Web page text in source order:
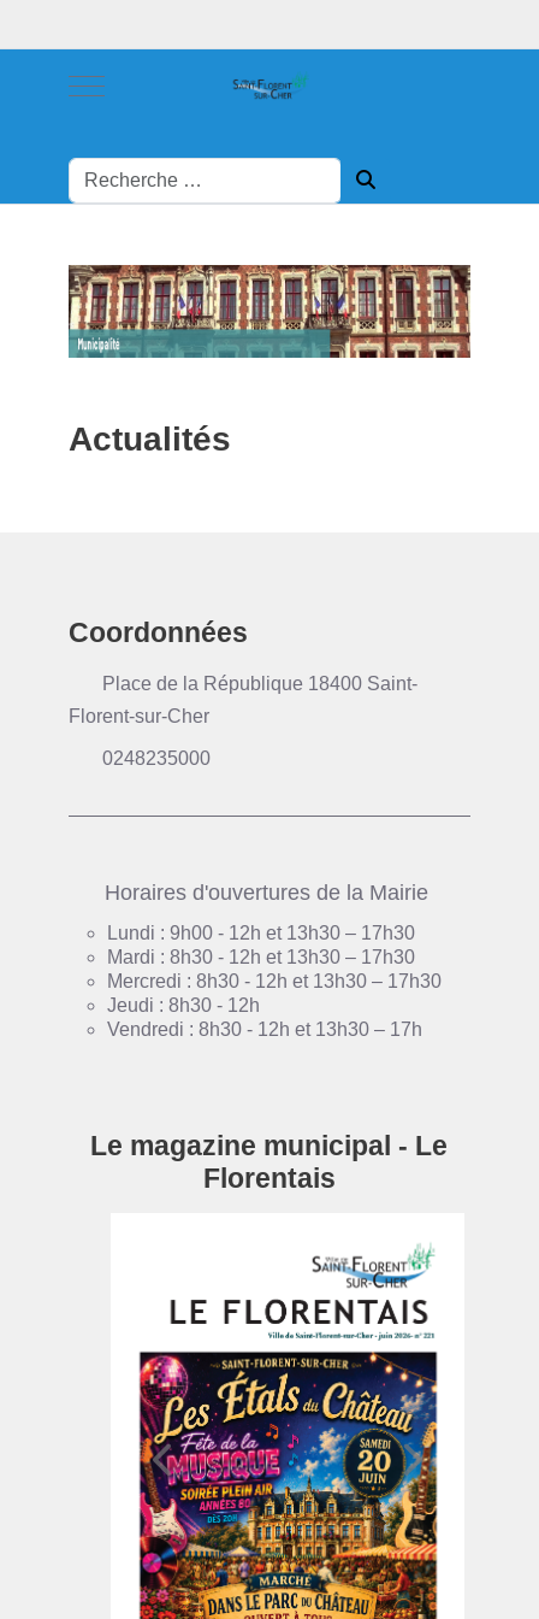
Mobile Menu Toggle
Actualités
Coordonnées
Place de la République 18400 Saint-
Florent-sur-Cher
0248235000
Horaires d'ouvertures de la Mairie
Lundi : 9h00 - 12h et 13h30 – 17h30
Mardi : 8h30 - 12h et 13h30 – 17h30
Mercredi : 8h30 - 12h et 13h30 – 17h30
Jeudi : 8h30 - 12h
Vendredi : 8h30 - 12h et 13h30 – 17h
Le magazine municipal - Le
Florentais